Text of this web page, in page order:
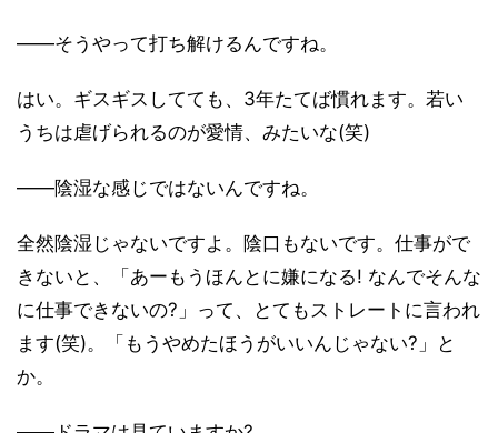
――そうやって打ち解けるんですね。
はい。ギスギスしてても、3年たてば慣れます。若い
うちは虐げられるのが愛情、みたいな(笑)
――陰湿な感じではないんですね。
全然陰湿じゃないですよ。陰口もないです。仕事がで
きないと、「あーもうほんとに嫌になる! なんでそんな
に仕事できないの?」って、とてもストレートに言われ
ます(笑)。「もうやめたほうがいいんじゃない?」と
か。